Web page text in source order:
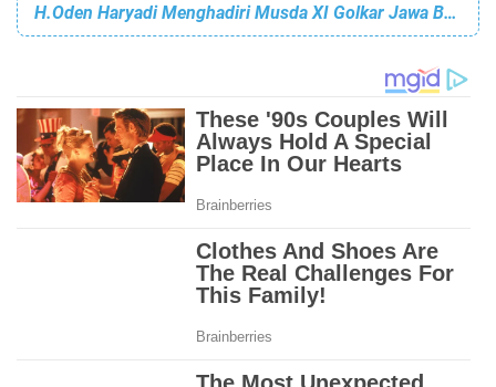
H.Oden Haryadi Menghadiri Musda XI Golkar Jawa Barat Digelar di Bandung, Bahas Kepemimpinan dan Arah Politik 2026–2030